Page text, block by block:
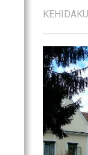
PROGRAM